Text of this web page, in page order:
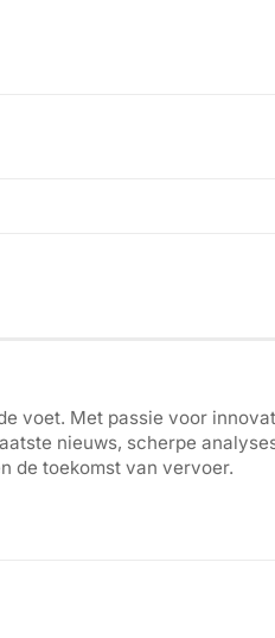
voet. Met passie voor
nieuws, scherpe
de toekomst van vervoer.